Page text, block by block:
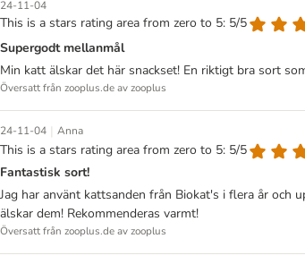
24-11-04
This is a stars rating area from zero to 5: 5/5
Supergodt mellanmål
Min katt älskar det här snackset! En riktigt bra sort
Översatt från zooplus.de av zooplus
24-11-04 | Anna
This is a stars rating area from zero to 5: 5/5
Fantastisk sort!
Jag har använt kattsanden från Biokat's i flera år och
älskar dem! Rekommenderas varmt!
Översatt från zooplus.de av zooplus